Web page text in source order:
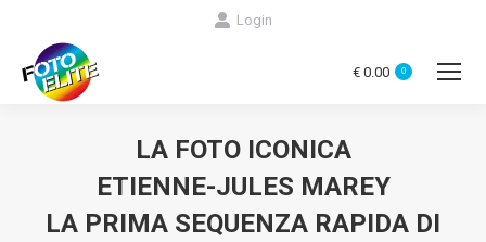
Login
€ 0.00 0
LA FOTO ICONICA
ETIENNE-JULES MAREY
LA PRIMA SEQUENZA RAPIDA DI